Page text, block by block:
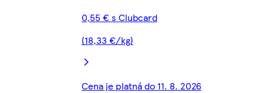
0,55 € s Clubcard
(18,33 €/kg)
Cena je platná do 11. 8. 2026